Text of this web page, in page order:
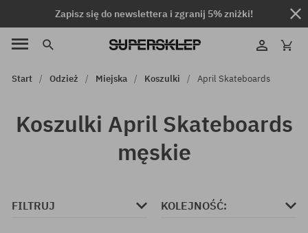
Zapisz się do newslettera i zgranij 5% zniżki!
Start Odzież Miejska Koszulki April Skateboards
Koszulki April Skateboards
męskie
FILTRUJ KOLEJNOŚĆ: